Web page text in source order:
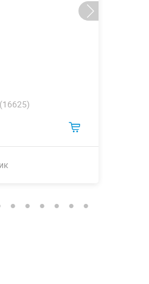
(16625)